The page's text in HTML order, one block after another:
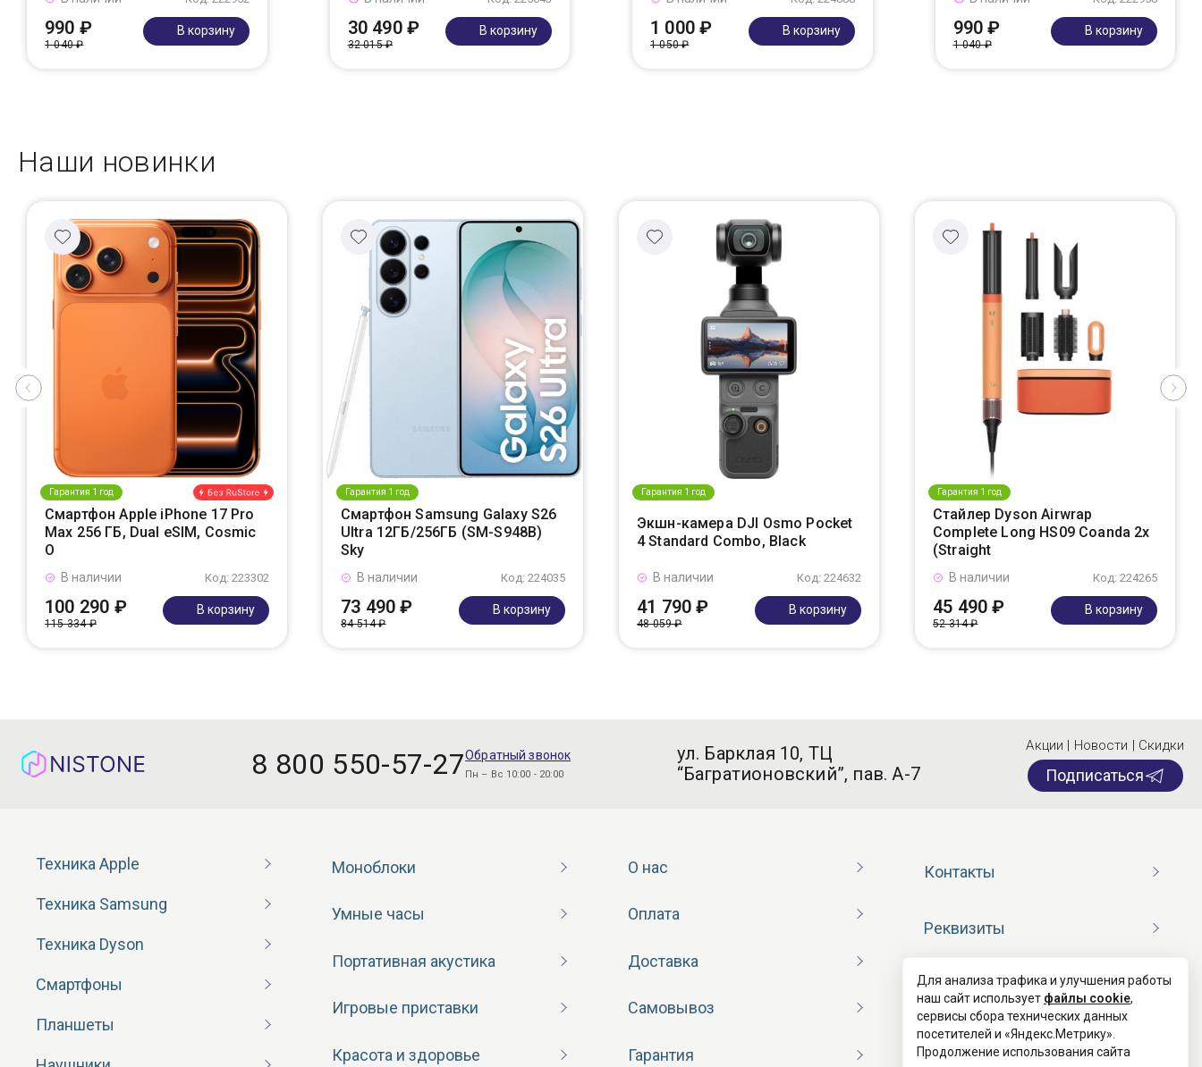
990 ₽
1 040 ₽
В корзину 30 490 ₽
32 015 ₽
В корзину 1 000 ₽
1 050 ₽
В корзину 990 ₽
1 040 ₽
В корзину
Наши новинки
Гарантия 1 год
Смартфон Apple iPhone 17 Pro
Max 256 ГБ, Dual eSIM, Cosmic
O
Код: 223302
В наличии
100 290 ₽
115 334 ₽
В корзину
Гарантия 1 год
Смартфон Samsung Galaxy S26
Ultra 12ГБ/256ГБ (SM-S948B)
Sky
Код: 224035
В наличии
73 490 ₽
84 514 ₽
В корзину
Гарантия 1 год
Экшн-камера DJI Osmo Pocket
4 Standard Combo, Black
Код: 224632
В наличии
41 790 ₽
48 059 ₽
В корзину
Гарантия 1 год
Стайлер Dyson Airwrap
Complete Long HS09 Coanda 2x
(Straight
Код: 224265
В наличии
45 490 ₽
52 314 ₽
В корзину
8 800 550-57-27Обратный звонок
Пн – Вс 10:00 - 20:00
ул. Барклая 10, ТЦ
“Багратионовский”, пав. А-7
Акции | Новости | Скидки
Подписаться
Техника Apple
Техника Samsung
Техника Dyson
Смартфоны
Планшеты
Моноблоки
Умные часы
Портативная акустика
Игровые приставки
Красота и здоровье
О нас
Оплата
Доставка
Самовывоз
Гарантия
Контакты
Реквизиты
Договор оферты
Согласие на обработку ПД
Для анализа трафика и улучшения работы
наш сайт использует файлы cookie,
сервисы сбора технических данных
посетителей и «Яндекс.Метрику».
Продолжение использования сайта